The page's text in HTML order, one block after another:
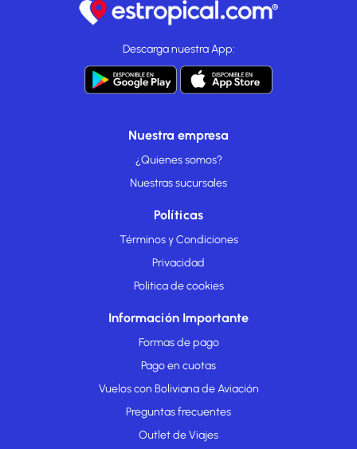
Descarga nuestra App:
Nuestra empresa
¿Quienes somos?
Nuestras sucursales
Políticas
Términos y Condiciones
Privacidad
Politica de cookies
Información Importante
Formas de pago
Pago en cuotas
Vuelos con Boliviana de Aviación
Preguntas frecuentes
Outlet de Viajes